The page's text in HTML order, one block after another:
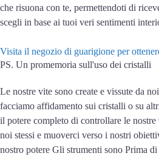
che risuona con te, permettendoti di
scegli in base ai tuoi veri sentimenti
Visita il negozio di guarigione per
PS. Un promemoria sull'uso dei cristalli
Le nostre vite sono create e vissute da
facciamo affidamento sui cristalli o su
il potere completo di controllare le nostre
noi stessi e muoverci verso i nostri
nostro potere Gli strumenti sono Prima